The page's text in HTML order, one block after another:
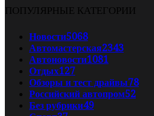
ПОПУЛЯРНЫЕ КАТЕГОРИИ
Новости5068
Автомастерская2343
Автоновости1081
Отдых127
Обзоры и тест драйвы78
Российский автопром52
Без рубрики49